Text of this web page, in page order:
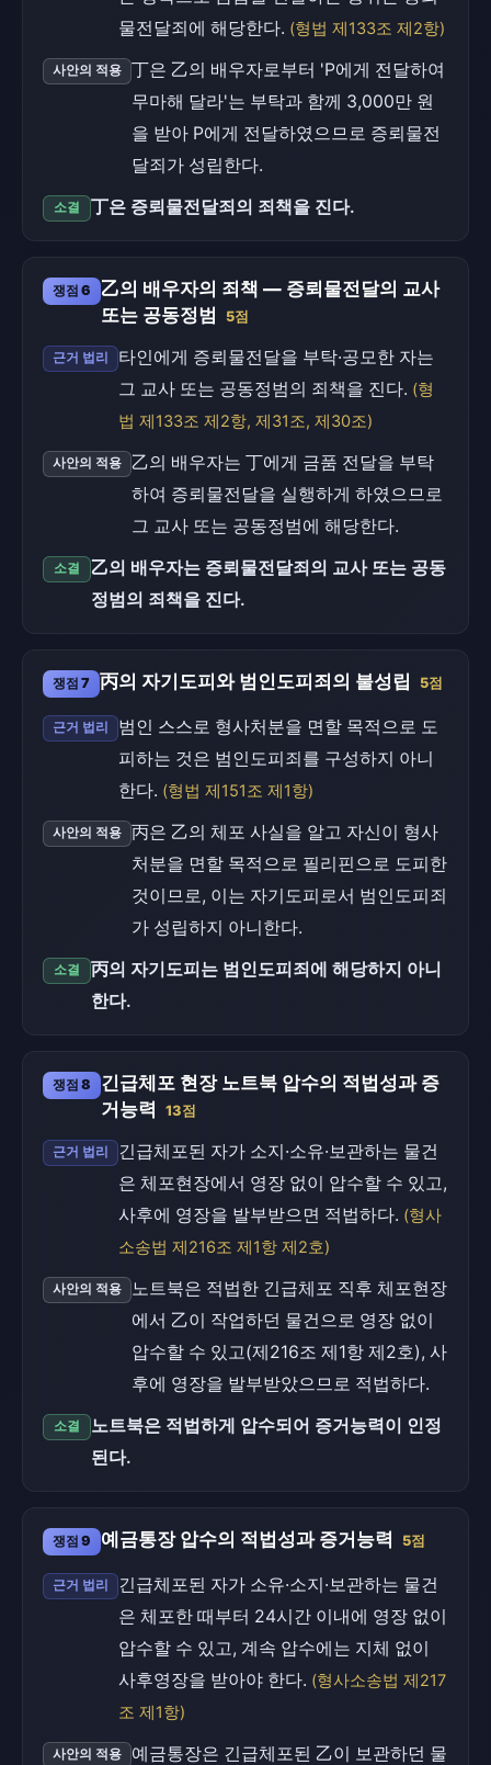
물전달죄에 해당한다. (형법 제133조 제2항)
사안의 적용
丁은 乙의 배우자로부터 'P에게 전달하여
무마해 달라'는 부탁과 함께 3,000만 원
을 받아 P에게 전달하였으므로 증뢰물전
달죄가 성립한다.
소결 丁은 증뢰물전달죄의 죄책을 진다.
쟁점 6
乙의 배우자의 죄책 — 증뢰물전달의 교사
또는 공동정범
5점
근거 법리
타인에게 증뢰물전달을 부탁·공모한 자는
그 교사 또는 공동정범의 죄책을 진다. (형
법 제133조 제2항, 제31조, 제30조)
사안의 적용
乙의 배우자는 丁에게 금품 전달을 부탁
하여 증뢰물전달을 실행하게 하였으므로
그 교사 또는 공동정범에 해당한다.
소결
乙의 배우자는 증뢰물전달죄의 교사 또는 공동
정범의 죄책을 진다.
쟁점 7 丙의 자기도피와 범인도피죄의 불성립 5점
근거 법리
범인 스스로 형사처분을 면할 목적으로 도
피하는 것은 범인도피죄를 구성하지 아니
한다. (형법 제151조 제1항)
사안의 적용
丙은 乙의 체포 사실을 알고 자신이 형사
처분을 면할 목적으로 필리핀으로 도피한
것이므로, 이는 자기도피로서 범인도피죄
가 성립하지 아니한다.
소결
丙의 자기도피는 범인도피죄에 해당하지 아니
한다.
쟁점 8
긴급체포 현장 노트북 압수의 적법성과 증
거능력
13점
근거 법리
긴급체포된 자가 소지·소유·보관하는 물건
은 체포현장에서 영장 없이 압수할 수 있고,
사후에 영장을 발부받으면 적법하다. (형사
소송법 제216조 제1항 제2호)
사안의 적용
노트북은 적법한 긴급체포 직후 체포현장
에서 乙이 작업하던 물건으로 영장 없이
압수할 수 있고(제216조 제1항 제2호), 사
후에 영장을 발부받았으므로 적법하다.
소결
노트북은 적법하게 압수되어 증거능력이 인정
된다.
쟁점 9 예금통장 압수의 적법성과 증거능력 5점
근거 법리
긴급체포된 자가 소유·소지·보관하는 물건
은 체포한 때부터 24시간 이내에 영장 없이
압수할 수 있고, 계속 압수에는 지체 없이
사후영장을 받아야 한다. (형사소송법 제217
조 제1항)
사안의 적용
예금통장은 긴급체포된 乙이 보관하던 물